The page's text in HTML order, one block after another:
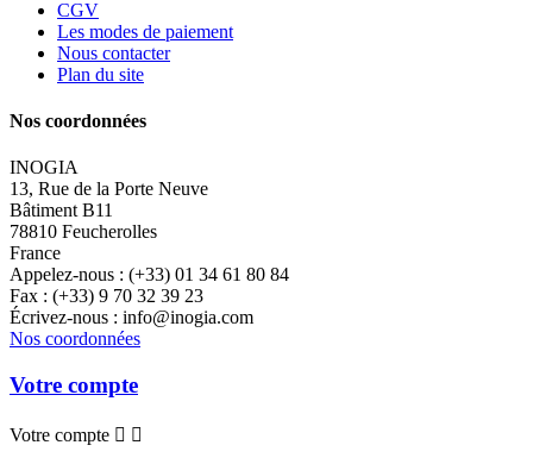
CGV
Les modes de paiement
Nous contacter
Plan du site
Nos coordonnées
INOGIA
13, Rue de la Porte Neuve
Bâtiment B11
78810 Feucherolles
France
Appelez-nous : (+33) 01 34 61 80 84
Fax : (+33) 9 70 32 39 23
Écrivez-nous : info@inogia.com
Nos coordonnées
Votre compte
Votre compte  